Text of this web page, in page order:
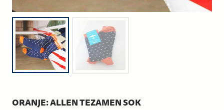
ORANJE: ALLEN TEZAMEN SOK